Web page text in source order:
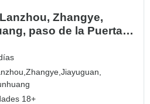
Zhangye,
paso de la Puerta
Zhangye,Jiayuguan,
18+